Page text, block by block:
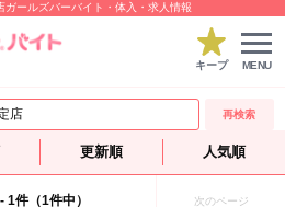
ールズバーバイト・体入・求人情報
キープ MENU
店 再検索
更新順 人気順
1件（1件中） 次のページ